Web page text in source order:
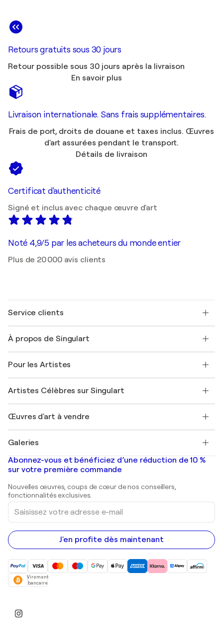
Retours gratuits sous 30 jours
Retour possible sous 30 jours après la livraison
En savoir plus
Livraison internationale. Sans frais supplémentaires.
Frais de port, droits de douane et taxes inclus. Œuvres
d'art assurées pendant le transport.
Détails de livraison
Certificat d'authenticité
Signé et inclus avec chaque œuvre d'art
Noté 4,9/5 par les acheteurs du monde entier
Plus de 20 000 avis clients
Service clients
Expédition
Offrir une carte cadeau
Rejoignez notre programme commercial
Mon compte
+33 1 76 44 06 42
À propos de Singulart
FAQ
Magazine Singulart
Emplois
Découvrez une sélection d'art original
Pour les Artistes
Se connecter en tant qu'Artiste
Artistes Célèbres sur Singulart
Marc Chagall
Banksy
Mr. Brainwash
Shepard Fairey
Œuvres d'art à vendre
Tableaux abstraits à vendre
Peintures de paysage
Estampes
Peintures acryliques
Galeries
Galeries d'art en France
Galeries d'art en Belgique
Abonnez-vous et bénéficiez d’une réduction de 10 %
sur votre première commande
Nouvelles œuvres, coups de cœur de nos conseillers,
fonctionnalités exclusives.
Saisissez
votre
adresse
e-
mail
J'en profite dès maintenant
Virement
bancaire